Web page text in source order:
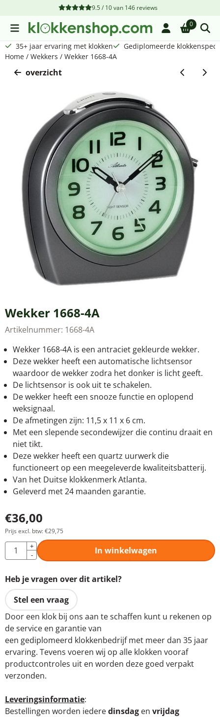
Cookievoorkeuren zijn beschikbaar. Kies instellingen of sta
9.5 / 10van 146reviews
0
35+ jaar ervaring met klokken
Gediplomeerde
Home / Wekkers / Wekker 1668-4A
overzicht
Wekker 1668-4A
Artikelnummer: 1668-4A
Wekker 1668-4A is een antraciet gekleurde wekker.
Deze wekker heeft een automatische lichtsensor
waardoor de wekker zodra het donker is licht geeft.
De lichtsensor is ook uit te schakelen.
De wekker heeft een snooze functie en oplopend
weksignaal.
De afmetingen zijn: 11,5 x 11 x 6 cm.
Met een slepende secondewijzer die continu draait en
niet tikt.
Deze wekker heeft een quartz uurwerk die
functioneert op een meegeleverde kwaliteitsbatterij.
Van het Duitse klokkenmerk Atlanta.
Geleverd met 24 maanden garantie.
€36,00
Prijs excl. btw:€29,75
Aantal
+
-
In winkelwagen
Heb je vragen over dit artikel?
Stel een vraag
Door een klok bij ons aan te schaffen kunt u rekenen op
de service en garantie van
een gediplomeerd klokkenbedrijf met meer dan 35 jaar
ervaring. Tevens voeren wij op alle klokken vooraf
productcontroles uit en worden deze goed verpakt
verzonden.
Leveringsinformatie:
Bestellingen worden iederedinsdag en vrijdag